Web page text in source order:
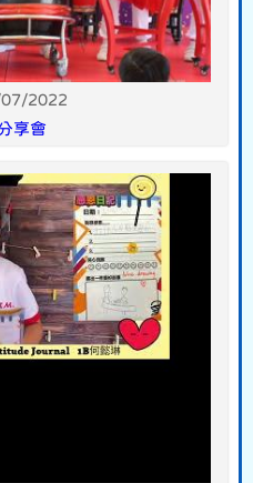
2022
享會